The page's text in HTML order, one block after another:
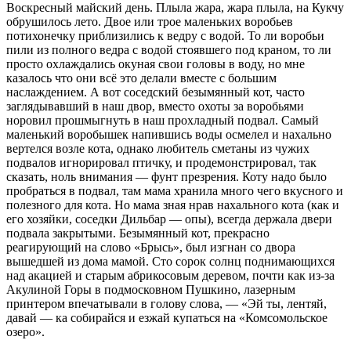
Воскресный майский день. Плыла жара, жара плыла, на Кукчу
обрушилось лето. Двое или трое маленьких воробьев
потихонечку приблизились к ведру с водой. То ли воробьи
пили из полного ведра с водой стоявшего под краном, то ли
просто охлаждались окуная свои головы в воду, но мне
казалось что они всё это делали вместе с большим
наслаждением. А вот соседский безымянный кот, часто
заглядывавший в наш двор, вместо охоты за воробьями
норовил прошмыгнуть в наш прохладный подвал. Самый
маленький воробышек напившись воды осмелел и нахально
вертелся возле кота, однако любитель сметаны из чужих
подвалов игнорировал птичку, и продемонстрировал, так
сказать, ноль внимания — фунт презрения. Коту надо было
пробраться в подвал, там мама хранила много чего вкусного и
полезного для кота. Но мама зная нрав нахального кота (как и
его хозяйки, соседки Дильбар — опы), всегда держала двери
подвала закрытыми. Безымянный кот, прекрасно
реагирующий на слово «Брысь», был изгнан со двора
вышедшей из дома мамой. Сто сорок солнц поднимающихся
над акацией и старым абрикосовым деревом, почти как из-за
Акулиной Горы в подмосковном Пушкино, лазерным
принтером впечатывали в голову слова, — «Эй ты, лентяй,
давай — ка собирайся и езжай купаться на «Комсомольское
озеро».